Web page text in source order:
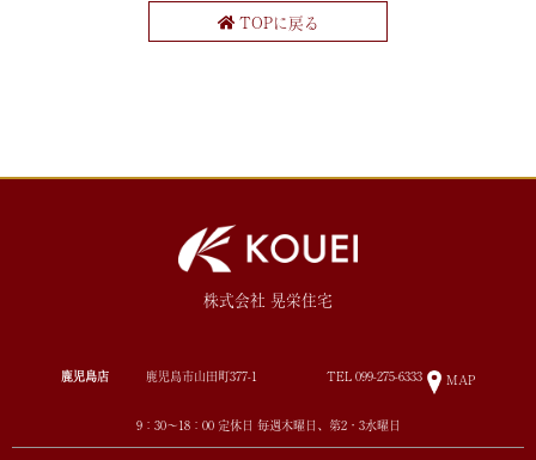
TOPに戻る
株式会社 晃栄住宅
鹿児島店 鹿児島市山田町377-1 TEL 099-275-6333 MAP
9：30～18：00 定休日 毎週木曜日、第2・3水曜日